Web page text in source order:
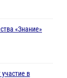
Росгвардии
«Знание»
в